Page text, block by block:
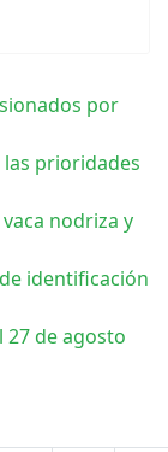
por
las prioridades
nodriza y
identificación
27 de agosto